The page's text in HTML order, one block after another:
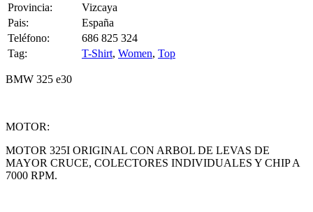
Provincia:
Vizcaya
Pais:
España
Teléfono:
686 825 324
Tag:
T-Shirt, Women, Top
BMW 325 e30
MOTOR:
MOTOR 325I ORIGINAL CON ARBOL DE LEVAS DE
MAYOR CRUCE, COLECTORES INDIVIDUALES Y CHIP A
7000 RPM.